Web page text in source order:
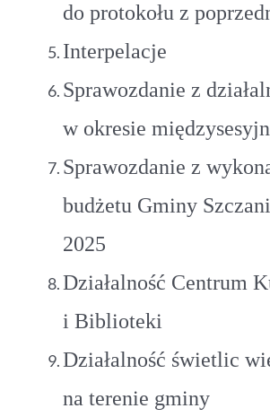
do protokołu z
Interpelacje
Sprawozdanie z
w okresie
Sprawozdanie z
budżetu Gminy
2025
Działalność Centrum
i Biblioteki
Działalność świetlic
na terenie gminy